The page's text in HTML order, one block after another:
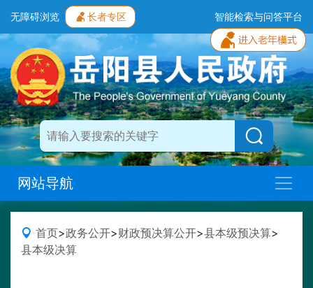
无障碍浏览 长者专区 智能检索与问答平台
网站导航
首页>政务公开>财政预决算公开>县本级预决算>
县本级决算